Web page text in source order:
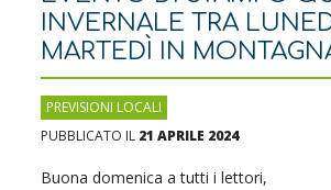
INVERNALE TRA
MARTEDÌ IN
PREVISIONI LOCALI
PUBBLICATO IL 21 APRILE 2024
Buona domenica a tutti i lettori,